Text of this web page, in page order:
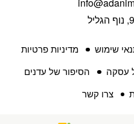
שימוש
מדיניות פרטיות
עסקה
הסיפור של עדנים
צרו קשר